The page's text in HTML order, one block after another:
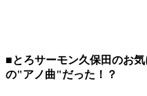
■とろサーモン久保田のお
の"アノ曲"だった！？